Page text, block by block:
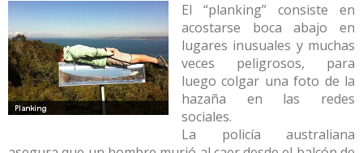
El “planking” consiste en
acostarse boca abajo en
lugares inusuales y muchas
veces peligrosos, para
luego colgar una foto de la
hazaña en las redes
sociales.
La policía australiana